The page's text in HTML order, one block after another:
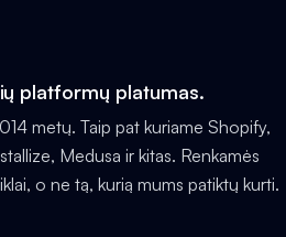
platformų platumas.
metų. Taip pat kuriame Shopify,
Medusa ir kitas. Renkamės
o ne tą, kurią mums patiktų kurti.